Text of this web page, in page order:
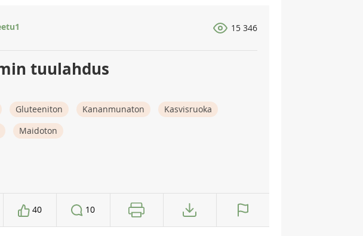
15 346
tuulahdus
Gluteeniton Kananmunaton
Kasvisruoka
Maidoton
40 10